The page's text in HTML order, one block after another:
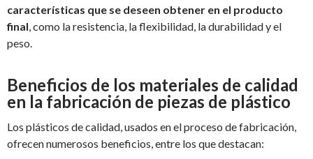
características que se deseen obtener en el producto
final , como la resistencia, la flexibilidad, la durabilidad y el
peso.
Beneficios de los materiales de calidad
en la fabricación de piezas de plástico
Los plásticos de calidad, usados en el proceso de fabricación,
ofrecen numerosos beneficios, entre los que destacan: